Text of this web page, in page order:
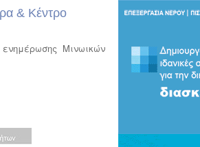
& Κέντρο
Μινωικών